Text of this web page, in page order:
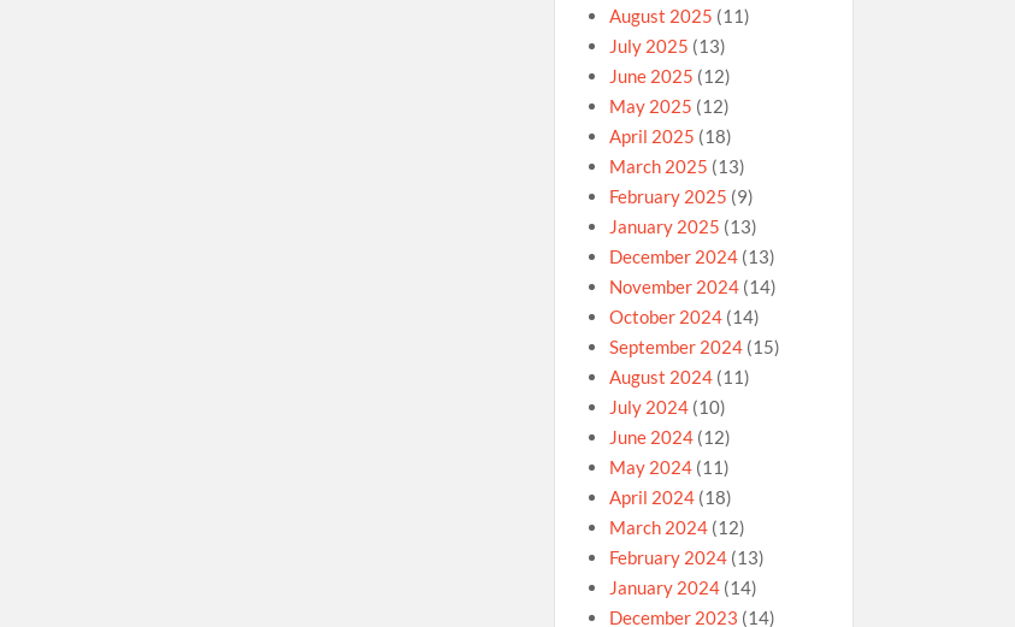
August 2025 (11)
July 2025 (13)
June 2025 (12)
May 2025 (12)
April 2025 (18)
March 2025 (13)
February 2025 (9)
January 2025 (13)
December 2024(13)
November 2024(14)
October 2024(14)
September 2024(15)
August 2024(11)
July 2024(10)
June 2024(12)
May 2024(11)
April 2024(18)
March 2024(12)
February 2024(13)
January 2024(14)
December 2023 (14)